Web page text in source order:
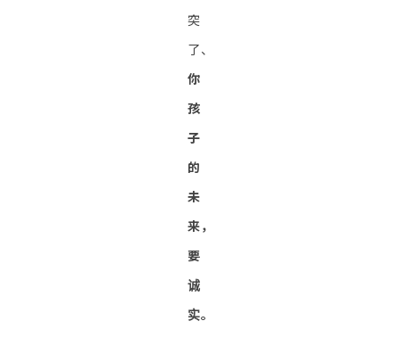
突
了、
你
孩
子
的
未
来，
要
诚
实。